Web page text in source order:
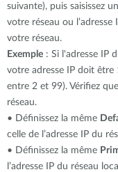
suivante), puis saisissez
votre réseau ou
votre réseau.
Exemple : Si l'adresse IP
votre adresse IP doit
entre 2 et 99). Vérifiez
réseau.
• Définissez la même
celle de l’adresse IP du
• Définissez la même
l’adresse IP du réseau